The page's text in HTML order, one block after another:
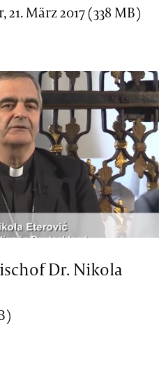
März 2017 (338 MB)
Dr. Nikola